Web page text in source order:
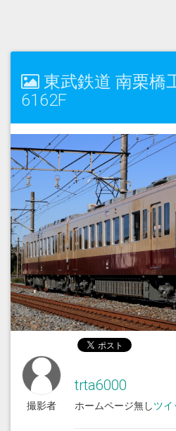
東武鉄道 南栗橋
6162F
撮影者
trta6000
ホームページ無しツイ